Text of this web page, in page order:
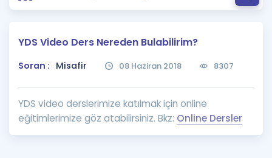
Puan Hesaplama
Rehberlik Aracı
ÖSYM Sınav Takvimi
Kampanyalar
Hakkımızda
YDS Video Ders Nereden Bulabilirim?
Soran : Misafir 08 Haziran 2018 8307
YDS video derslerimize katılmak için online
eğitimlerimize göz atabilirsiniz. Bkz: Online Dersler